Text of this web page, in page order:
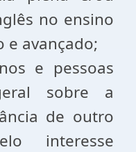
no ensino
e avançado;
e pessoas
sobre a
de outro
interesse